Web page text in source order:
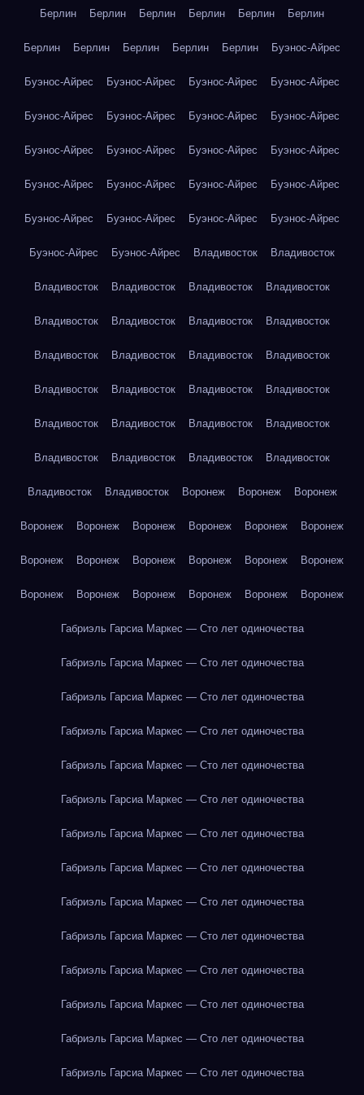
Берлин Берлин Берлин Берлин Берлин Берлин
Берлин Берлин Берлин Берлин Берлин Буэнос-Айрес
Буэнос-Айрес Буэнос-Айрес Буэнос-Айрес Буэнос-Айрес
Буэнос-Айрес Буэнос-Айрес Буэнос-Айрес Буэнос-Айрес
Буэнос-Айрес Буэнос-Айрес Буэнос-Айрес Буэнос-Айрес
Буэнос-Айрес Буэнос-Айрес Буэнос-Айрес Буэнос-Айрес
Буэнос-Айрес Буэнос-Айрес Буэнос-Айрес Буэнос-Айрес
Буэнос-Айрес Буэнос-Айрес Владивосток Владивосток
Владивосток Владивосток Владивосток Владивосток
Владивосток Владивосток Владивосток Владивосток
Владивосток Владивосток Владивосток Владивосток
Владивосток Владивосток Владивосток Владивосток
Владивосток Владивосток Владивосток Владивосток
Владивосток Владивосток Владивосток Владивосток
Владивосток Владивосток Воронеж Воронеж Воронеж
Воронеж Воронеж Воронеж Воронеж Воронеж Воронеж
Воронеж Воронеж Воронеж Воронеж Воронеж Воронеж
Воронеж Воронеж Воронеж Воронеж Воронеж Воронеж
Габриэль Гарсиа Маркес — Сто лет одиночества
Габриэль Гарсиа Маркес — Сто лет одиночества
Габриэль Гарсиа Маркес — Сто лет одиночества
Габриэль Гарсиа Маркес — Сто лет одиночества
Габриэль Гарсиа Маркес — Сто лет одиночества
Габриэль Гарсиа Маркес — Сто лет одиночества
Габриэль Гарсиа Маркес — Сто лет одиночества
Габриэль Гарсиа Маркес — Сто лет одиночества
Габриэль Гарсиа Маркес — Сто лет одиночества
Габриэль Гарсиа Маркес — Сто лет одиночества
Габриэль Гарсиа Маркес — Сто лет одиночества
Габриэль Гарсиа Маркес — Сто лет одиночества
Габриэль Гарсиа Маркес — Сто лет одиночества
Габриэль Гарсиа Маркес — Сто лет одиночества